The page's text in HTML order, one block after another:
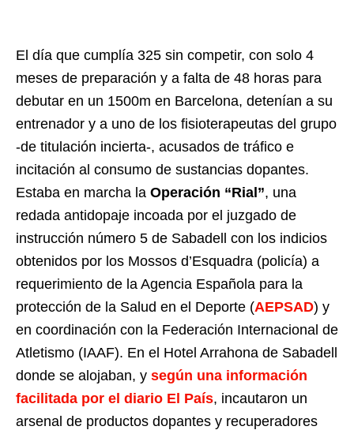
El día que cumplía 325 sin competir, con solo 4
meses de preparación y a falta de 48 horas para
debutar en un 1500m en Barcelona, detenían a su
entrenador y a uno de los fisioterapeutas del grupo
-de titulación incierta-, acusados de tráfico e
incitación al consumo de sustancias dopantes.
Estaba en marcha la Operación “Rial”, una
redada antidopaje incoada por el juzgado de
instrucción número 5 de Sabadell con los indicios
obtenidos por los Mossos d’Esquadra (policía) a
requerimiento de la Agencia Española para la
protección de la Salud en el Deporte (AEPSAD) y
en coordinación con la Federación Internacional de
Atletismo (IAAF). En el Hotel Arrahona de Sabadell
donde se alojaban, y según una información
facilitada por el diario El País, incautaron un
arsenal de productos dopantes y recuperadores